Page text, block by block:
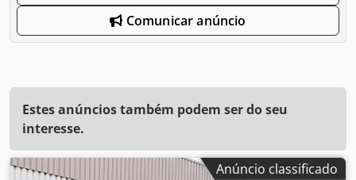
Comunicar anúncio
Estes anúncios também podem ser do seu
interesse.
Anúncio classificado